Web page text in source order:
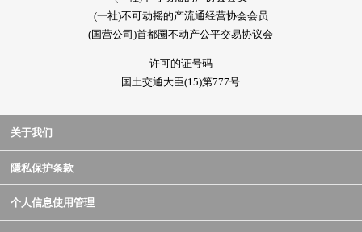
(一社)不可动摇的产流通经营协会会员
(国营公司)首都圈不动产公平交易协议会
许可的证号码
国土交通大臣(15)第777号
关于我们
隱私保护条款
个人信息使用管理